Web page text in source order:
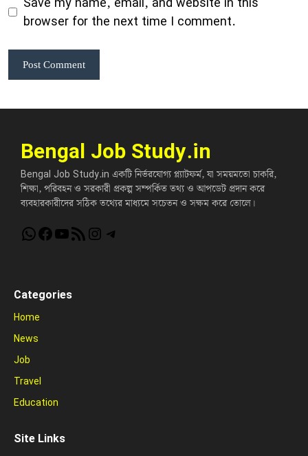
browser for the next time I comment.
Bengal Job Study.in
Bengal Job Study.in একটি নির্ভরযোগ্য প্ল্যাটফর্ম, যা সময়মতো চাকরি,
শিক্ষা, পরিবহন ও সরকারী প্রকল্প সম্পর্কিত তথ্য ও আপডেট প্রদান করে
ব্যবহারকারীদের সঠিক তথ্যের মাধ্যমে সচেতন ও সক্ষম করে তোলে।
WhatsApp
Facebook
YouTube
RSS FeedInstagram
Telegram
Categories
Home
News
Job
Travel
Education
Site Links